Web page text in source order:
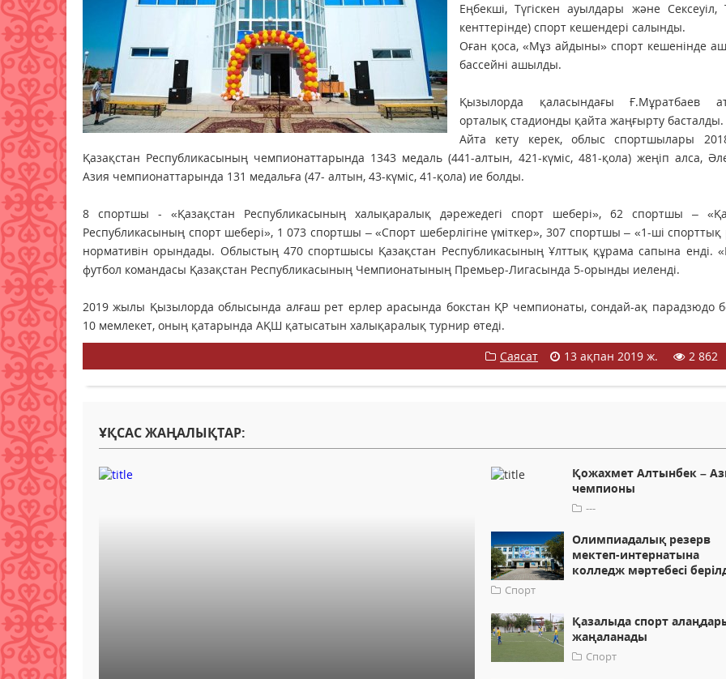
Еңбекші, Түгіскен ауылдары және Сексеуіл,
кенттерінде) спорт кешендері салынды.
Оған қоса, «Мұз айдыны» спорт кешенінде
бассейні ашылды.
Қызылорда қаласындағы Ғ.Мұратбаев
орталық стадионды қайта жаңғырту басталды.
Айта кету керек, облыс спортшылары
Қазақстан Республикасының чемпионаттарында 1343 медаль (441-алтын, 421-күміс, 481-қола) жеңіп алса,
Азия чемпионаттарында 131 медальға (47- алтын, 43-күміс, 41-қола) ие болды.
8 спортшы - «Қазақстан Республикасының халықаралық дәрежедегі спорт шебері», 62 спортшы –
Республикасының спорт шебері», 1 073 спортшы – «Спорт шеберлігіне үміткер», 307 спортшы – «1-ші cпорттық
нормативін орындады. Облыстың 470 спортшысы Қазақстан Республикасының Ұлттық құрама сапына енді.
футбол командасы Қазақстан Республикасының Чемпионатының Премьер-Лигасында 5-орынды иеленді.
2019 жылы Қызылорда облысында алғаш рет ерлер арасында бокстан ҚР чемпионаты, сондай-ақ парадзюдо
10 мемлекет, оның қатарында АҚШ қатысатын халықаралық турнир өтеді.
Саясат
13 ақпан 2019 ж. 2 862
ҰҚСАС ЖАҢАЛЫҚТАР:
Қожахмет Алтынбек –
чемпионы
---
Олимпиадалық резерв
мектеп-интернатына
колледж мәртебесі
Спорт
Қазалыда спорт
жаңаланады
Спорт